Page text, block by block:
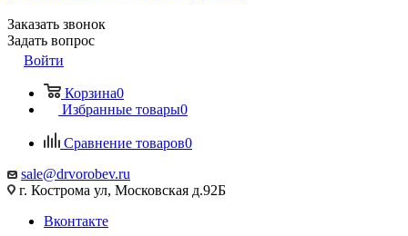
Заказать звонок
Задать вопрос
Войти
Корзина0
Избранные товары0
Сравнение товаров0
sale@drvorobev.ru
г. Кострома ул, Московская д.92Б
Вконтакте